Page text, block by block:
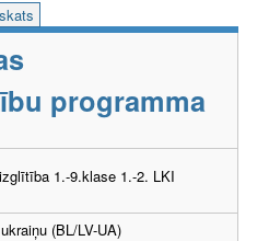
programma
1.-9.klase 1.-2. LKI
(BL/LV-UA)